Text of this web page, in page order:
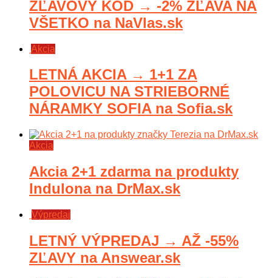
ZĽAVOVÝ KÓD → -2% ZĽAVA NA
VŠETKO na NaVlas.sk
Akcia
LETNÁ AKCIA → 1+1 ZA
POLOVICU NA STRIEBORNÉ
NÁRAMKY SOFIA na Sofia.sk
Akcia
Akcia 2+1 zdarma na produkty
Indulona na DrMax.sk
Výpredaj
LETNÝ VÝPREDAJ → AŽ -55%
ZĽAVY na Answear.sk